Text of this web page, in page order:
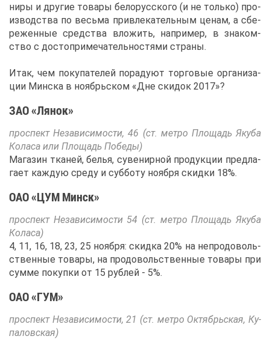
ни­ры и дру­гие то­ва­ры бе­ло­рус­ско­го (и не толь­ко) про­
из­вод­ства по весь­ма при­вле­ка­тель­ным це­нам, а сбе­
ре­жен­ные сред­ства вло­жить, на­при­мер, в зна­ком­
ство с до­сто­при­ме­ча­тель­но­стя­ми стра­ны.
Итак, чем по­ку­па­те­лей по­ра­ду­ют тор­го­вые ор­га­ни­за­
ции Мин­ска в но­ябрь­ском «Дне ски­док 2017»?
ЗАО «Ля­нок»
про­спект Неза­ви­си­мо­сти, 46 (ст. мет­ро Пло­щадь Яку­ба
Ко­ла­са или Пло­щадь По­бе­ды)
Ма­га­зин тка­ней, бе­лья, су­ве­нир­ной про­дук­ции пред­ла­
га­ет каж­дую сре­ду и суб­бо­ту но­яб­ря скид­ки 18%.
ОАО «ЦУМ Минск»
про­спект Неза­ви­си­мо­сти 54 (ст. мет­ро Пло­щадь Яку­ба
Ко­ла­са)
4, 11, 16, 18, 23, 25 но­яб­ря: скид­ка 20% на непро­до­воль­
ствен­ные то­ва­ры, на про­до­воль­ствен­ные то­ва­ры при
сум­ме по­куп­ки от 15 руб­лей - 5%.
ОАО «ГУМ»
про­спект Неза­ви­си­мо­сти, 21 (ст. мет­ро Ок­тябрь­ская, Ку­
па­лов­ская)